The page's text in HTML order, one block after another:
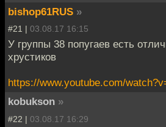
bishop61RUS »
#21 | 03.08.17 16:15
У группы 38 попугаев есть
хрустиков
https://www.youtube.com/
kobukson »
#22 | 03.08.17 16:29